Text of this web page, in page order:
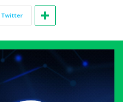
Twitter